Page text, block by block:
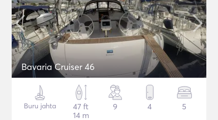
Bavaria Cruiser 46
Buru jahta
47 ft
14 m
9 4 5